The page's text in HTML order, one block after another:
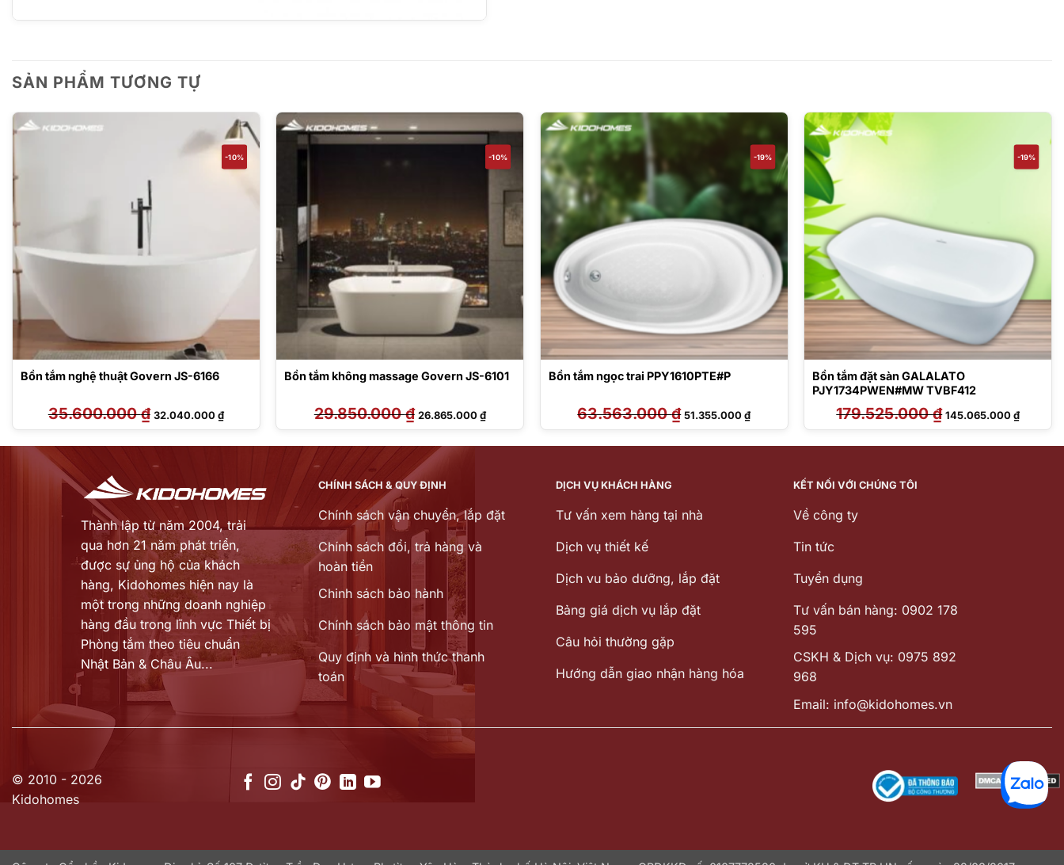
SẢN PHẨM TƯƠNG TỰ
-10%
Bồn tắm nghệ thuật Govern JS-6166
35.600.000₫ Giá
gốc
là:
32.040.000₫Giá
hiện
tại
32.040.000 ₫.
-10%
Bồn tắm không massage Govern JS-6101
29.850.000₫ Giá
gốc
là:
26.865.000₫Giá
hiện
tại
26.865.000 ₫.
-19%
Bồn tắm ngọc trai PPY1610PTE#P
63.563.000₫ Giá
gốc
là:
51.355.000₫Giá
hiện
tại
51.355.000 ₫.
-19%
Bồn tắm đặt sàn GALALATO
PJY1734PWEN#MW TVBF412
179.525.000₫ Giá
gốc
là:
145.065.000₫Giá
hiện
tại
₫.
Thành lập từ năm 2004, trải
qua hơn 21 năm phát triển,
được sự ủng hộ của khách
hàng, Kidohomes hiện nay là
một trong những doanh nghiệp
hàng đầu trong lĩnh vực Thiết bị
Phòng tắm theo tiêu chuẩn
Nhật Bản & Châu Âu...
CHÍNH SÁCH & QUY ĐỊNH
Chính sách vận chuyển, lắp đặt
Chính sách đổi, trả hàng và
hoàn tiền
Chinh sách bảo hành
Chính sách bảo mật thông tin
Quy định và hình thức thanh
toán
DỊCH VỤ KHÁCH HÀNG
Tư vấn xem hàng tại nhà
Dịch vụ thiết kế
Dịch vu bảo dưỡng, lắp đặt
Bảng giá dịch vụ lắp đặt
Câu hỏi thường gặp
Hướng dẫn giao nhận hàng hóa
KẾT NỐI VỚI CHÚNG TÔI
Về công ty
Tin tức
Tuyển dụng
Tư vấn bán hàng: 0902 178
595
CSKH & Dịch vụ: 0975 892
968
Email: info@kidohomes.vn
© 2010 - 2026
Kidohomes